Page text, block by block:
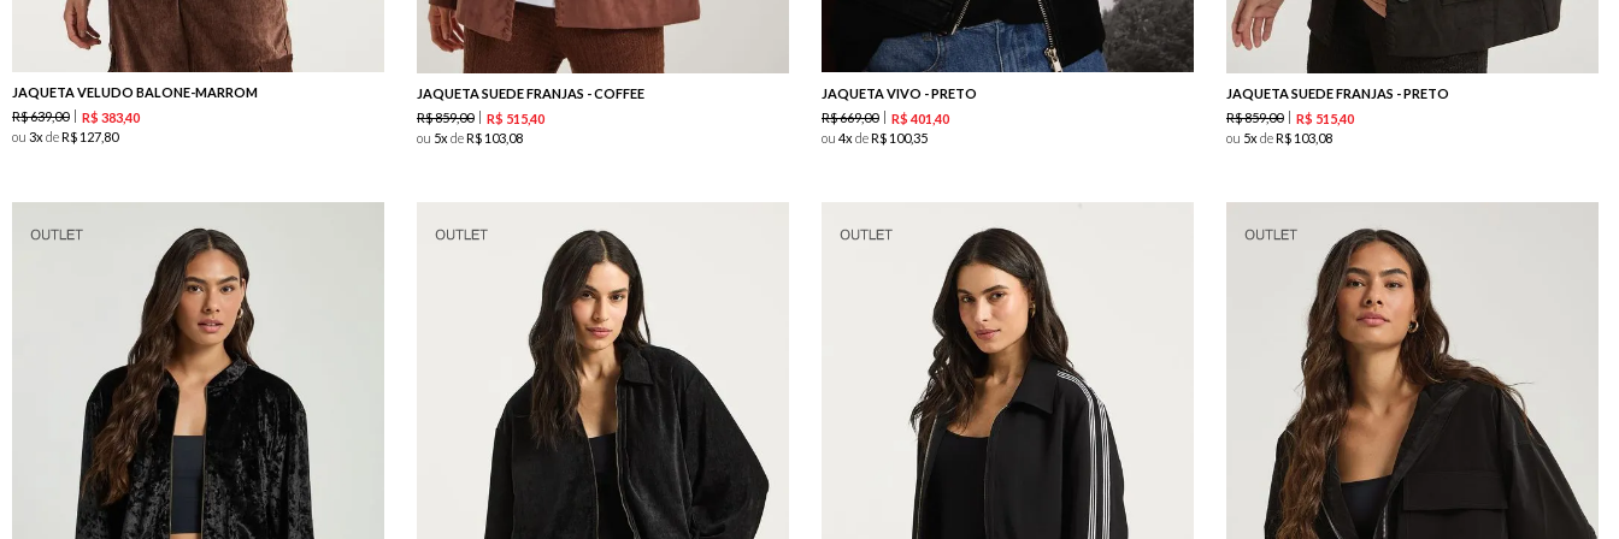
JAQUETA VELUDO BALONE-MARROM
R$639,00 R$ 38340
ou 3 deR$ 127 80
JAQUETA SUEDE FRANJAS - COFFEE
R$859,00 R$ 51540
ou 5 deR$ 103 08
JAQUETA VIVO - PRETO
R$669,00 R$ 401 40
ou 4 deR$ 100,35
JAQUETA SUEDE FRANJAS - PRETO
R$859,00 R$ 51540
ou 5 deR$ 103 08